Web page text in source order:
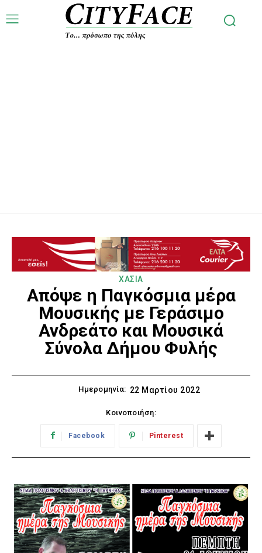
ΧΑΣΙΑ
Απόψε η Παγκόσμια μέρα
Μουσικής με Γεράσιμο
Ανδρεάτο και Μουσικά
Σύνολα Δήμου Φυλής
Ημερομηνία: 22 Μαρτίου 2022
Κοινοποιήση:
Facebook Pinterest